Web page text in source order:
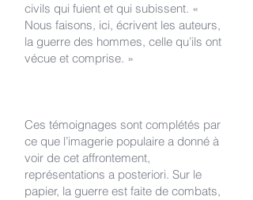
civils qui fuient et qui subissent. «
Nous faisons, ici, écrivent les auteurs,
la guerre des hommes, celle qu’ils ont
vécue et comprise. »
Ces témoignages sont complétés par
ce que l’imagerie populaire a donné à
voir de cet affrontement,
représentations a posteriori. Sur le
papier, la guerre est faite de combats,